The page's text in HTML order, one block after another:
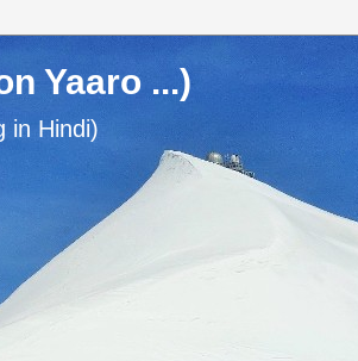
Yaaro ...)
in Hindi)